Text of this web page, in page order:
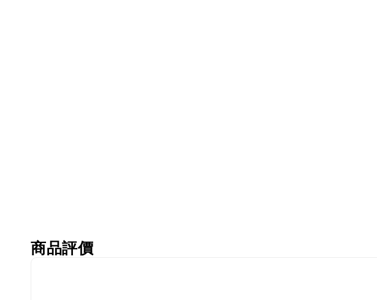
商品評價